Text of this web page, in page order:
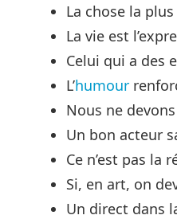
La chose la
La vie est
Celui qui a des
L’humour
Nous ne
Un bon acteur
Ce n’est pas la
Si, en art, on
Un direct dans